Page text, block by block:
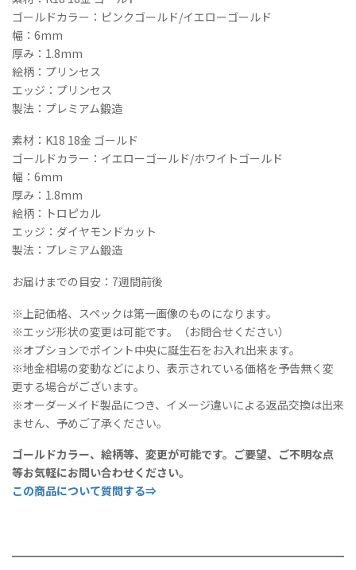
ル
ト
ー
ン
/
フ
ラ
ト
》
幅
6mm
ア
ニ
バ
ー
サ
リ
ー
ペ
ア
リ
ン
グ
セ
ッ
個
ゴールドカラー：ピンクゴールド/イエローゴールド
幅：6mm
厚み：1.8mm
絵柄：プリンセス
エッジ：プリンセス
製法：プレミアム鍛造
素材：K18 18金 ゴールド
ゴールドカラー：イエローゴールド/ホワイトゴールド
幅：6mm
厚み：1.8mm
絵柄：トロピカル
エッジ：ダイヤモンドカット
製法：プレミアム鍛造
お届けまでの目安：7週間前後
※上記価格、スペックは第一画像のものになります。
※エッジ形状の変更は可能です。（お問合せください）
※オプションでポイント中央に誕生石をお入れ出来ます。
※地金相場の変動などにより、表示されている価格を予告無く変
更する場合がございます。
※オーダーメイド製品につき、イメージ違いによる返品交換は出来
ません、予めご了承ください。
ゴールドカラー、絵柄等、変更が可能です。ご要望、ご不明な点
等お気軽にお問い合わせください。
この商品について質問する⇒